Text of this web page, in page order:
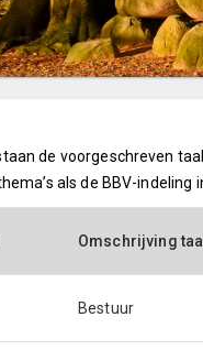
de voorgeschreven
als de BBV-indeling
Omschrijving
Bestuur